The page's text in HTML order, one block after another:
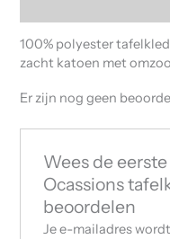
100% polyester
zacht katoen met
Er zijn nog geen
Wees de
Ocassions
beoordelen
Je e-mailadres